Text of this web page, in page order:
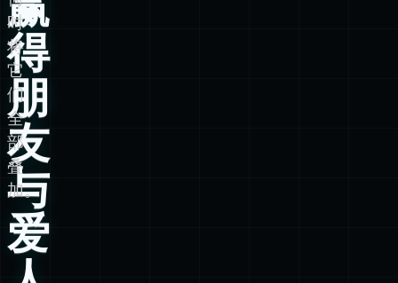
得
朋
友
与
爱
时
将
它
们
全
部
叠
加。